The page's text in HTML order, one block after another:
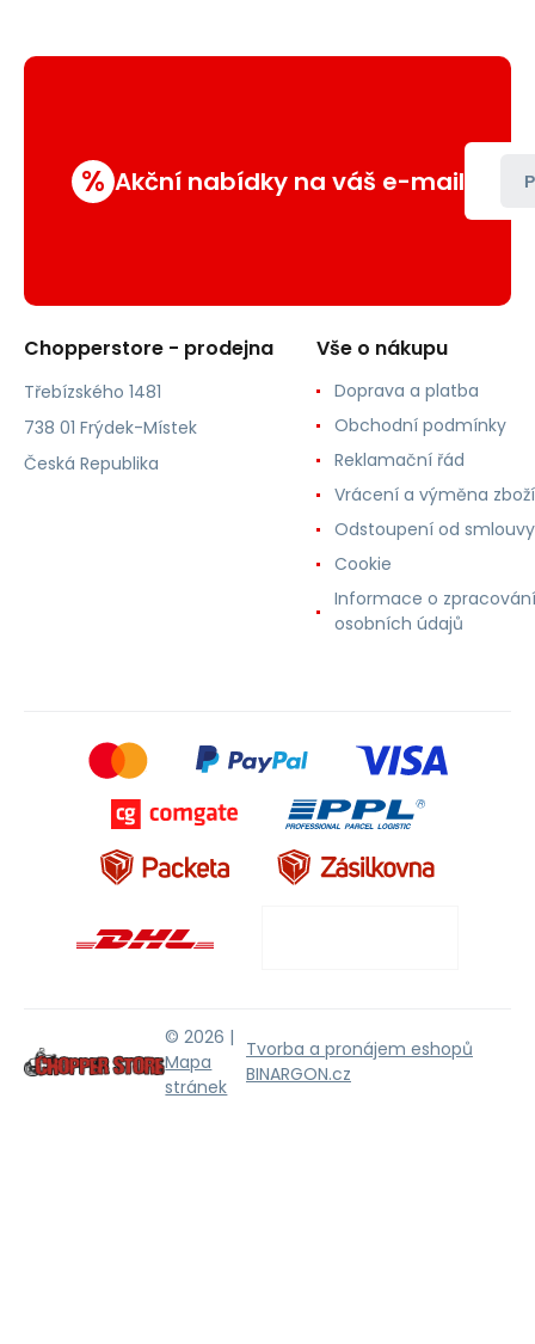
% Akční nabídky na váš e-mail
Chopperstore - prodejna
Třebízského 1481
738 01 Frýdek-Místek
Česká Republika
Vše o nákupu
Doprava a platba
Obchodní podmínky
Reklamační řád
Vrácení a výměna zboží
Odstoupení od smlouvy
Cookie
Informace o zpracování
osobních údajů
© 2026 |
Mapa
stránek
Tvorba a pronájem eshopů
BINARGON.cz